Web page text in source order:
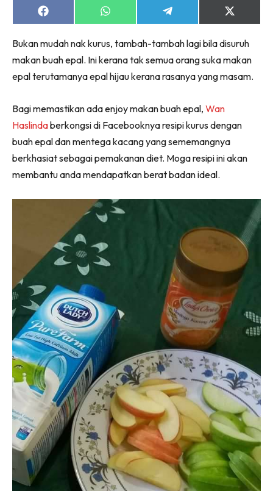
Share
on
Share
on
Share
on
Share
on
(Twitter)
Bukan mudah nak kurus, tambah-tambah lagi bila disuruh
makan buah epal. Ini kerana tak semua orang suka makan
epal terutamanya epal hijau kerana rasanya yang masam.
Bagi memastikan ada enjoy makan buah epal, Wan
Haslindaberkongsi di Facebooknya resipi kurus dengan
buah epal dan mentega kacang yang sememangnya
berkhasiat sebagai pemakanan diet. Moga resipi ini akan
membantu anda mendapatkan berat badan ideal.